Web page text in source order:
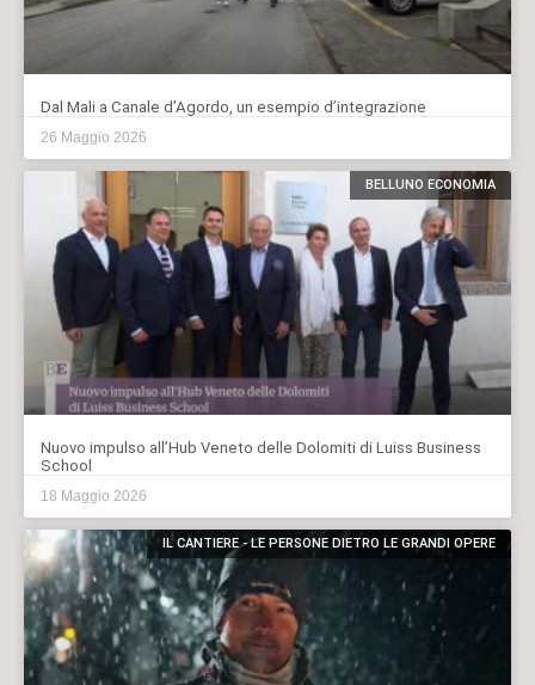
Dal Mali a Canale d’Agordo, un esempio d’integrazione
26 Maggio 2026
BELLUNO ECONOMIA
Nuovo impulso all’Hub Veneto delle Dolomiti di Luiss Business
School
18 Maggio 2026
IL CANTIERE - LE PERSONE DIETRO LE GRANDI OPERE